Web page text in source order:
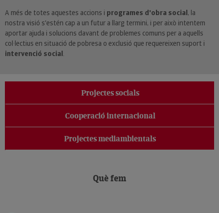
A més de totes aquestes accions i programes d'obra social, la
nostra visió s'estén cap a un futur a llarg termini, i per això intentem
aportar ajuda i solucions davant de problemes comuns per a aquells
col·lectius en situació de pobresa o exclusió que requereixen suport i
intervenció social.
Projectes socials
Cooperació internacional
Projectes mediambientals
Què fem